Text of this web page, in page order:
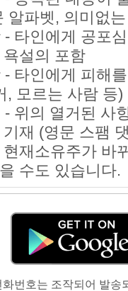
알파벳, 의미없
- 타인에게 공포
설의 포함
타인에게 피해
, 모르는 사람 등)
- 위의 열거된 사
재 (영문 스팸
재소유주가 바
수도 있습니다.
화번호는 조작되어 발송